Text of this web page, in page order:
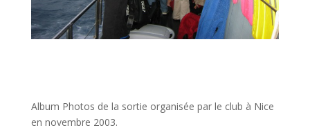
Album Photos de la sortie organisée par le club à Nice
en novembre 2003.